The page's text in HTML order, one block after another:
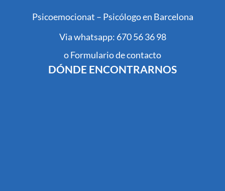
Psicoemocionat – Psicólogo en Barcelona
Via whatsapp: 670 56 36 98
o Formulario de contacto
DÓNDE ENCONTRARNOS